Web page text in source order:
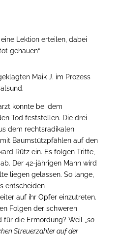
Lektion erteilen, dabei
gehauen“
Maik J. im Prozess
konnte bei dem
Tod feststellen. Die drei
dem rechtsradikalen
Baumstützpfählen auf den
Rütz ein. Es folgen Tritte,
Der 42-jährigen Mann wird
liegen gelassen. So lange,
entscheiden
auf ihr Opfer einzutreten.
Folgen der schweren
die Ermordung? Weil „ so
Streuerzahler auf der